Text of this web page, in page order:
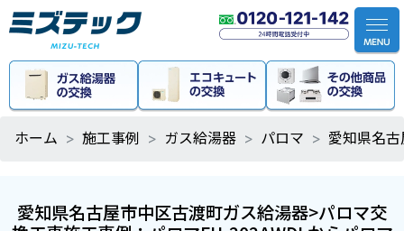
ホーム 施工事例 ガス給湯器 パロマ 愛知県名
愛知県名古屋市中区古渡町ガス給湯器>パロマ交